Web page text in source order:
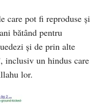
care pot fi reproduse şi
bătând pentru
şi de prin alte
inclusiv un hindus care
lor.